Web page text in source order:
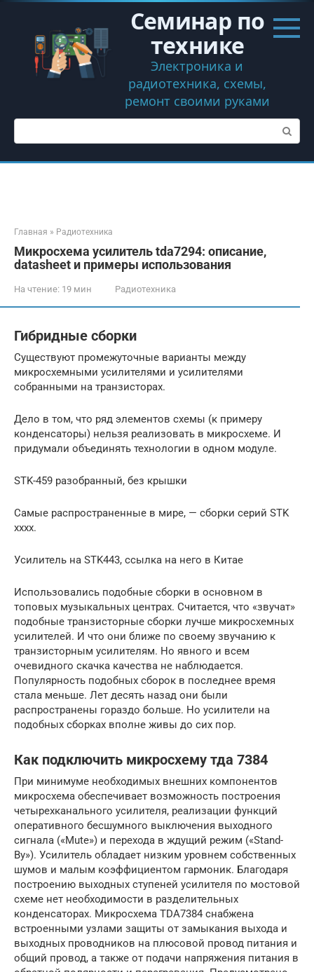
Перейти
контенту
Семинар по
технике
Электроника и
радиотехника, схемы,
ремонт своими руками
Поиск:
Главная » Радиотехника
Микросхема усилитель tda7294: описание,
datasheet и примеры использования
На чтение: 19 мин Радиотехника
Гибридные сборки
Существуют промежуточные варианты между
микросхемными усилителями и усилителями
собранными на транзисторах.
Дело в том, что ряд элементов схемы (к примеру
конденсаторы) нельзя реализовать в микросхеме. И
придумали объединять технологии в одном модуле.
STK-459 разобранный, без крышки
Самые распространенные в мире, — сборки серий STK
хххх.
Усилитель на STK443, ссылка на него в Китае
Использовались подобные сборки в основном в
топовых музыкальных центрах. Считается, что «звучат»
подобные транзисторные сборки лучше микросхемных
усилителей. И что они ближе по своему звучанию к
транзисторным усилителям. Но явного и всем
очевидного скачка качества не наблюдается.
Популярность подобных сборок в последнее время
стала меньше. Лет десять назад они были
распространены гораздо больше. Но усилители на
подобных сборках вполне живы до сих пор.
Как подключить микросхему тда 7384
При минимуме необходимых внешних компонентов
микросхема обеспечивает возможность построения
четырехканального усилителя, реализации функций
оперативного бесшумного выключения выходного
сигнала («Mute») и перехода в ждущий режим («Stand-
By»). Усилитель обладает низким уровнем собственных
шумов и малым коэффициентом гармоник. Благодаря
построению выходных ступеней усилителя по мостовой
схеме нет необходимости в разделительных
конденсаторах. Микросхема TDA7384 снабжена
встроенными узлами защиты от замыкания выхода и
выходных проводников на плюсовой провод питания и
общий провод, а также от подачи напряжения питания в